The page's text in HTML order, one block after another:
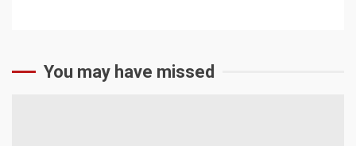
You may have missed